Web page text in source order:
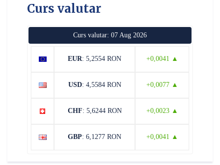
Curs valutar
Curs valutar: 07 Aug 2026
EUR: 5,2554 RON +0,0041 ▲
USD: 4,5584 RON +0,0077 ▲
CHF: 5,6244 RON +0,0023 ▲
GBP: 6,1277 RON +0,0041 ▲